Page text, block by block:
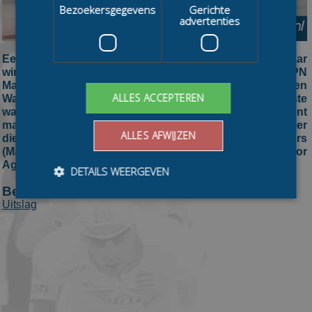
Een jarige Lisa van der Geest (mkbasics.nl) is in Alkmaar
winnaar geworden van de elfde wedstrijd in de KPN
Marathon Cup. De vandaag 24 jaar geworden
Warmondse, die woensdag ook op Flevonice de beste
was, won ook vorig jaar op haar verjaardag. Op De Meent
maakte Van der Geest deel uit van een kopgroep van vier
die het peloton hadden gedubbeld. Emma Engbers
(Mastermind) werd tweede, terwijl de derde plaats voor
Aggie Walsma (CENNED) was.
Bekijk ook:
Uitslag
Bezoekersgegevens
Gerichte
advertenties
ALLES ACCEPTEREN
ALLES AFWIJZEN
DETAILS WEERGEVEN